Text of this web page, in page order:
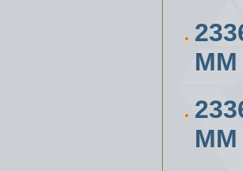
ММ
ММ